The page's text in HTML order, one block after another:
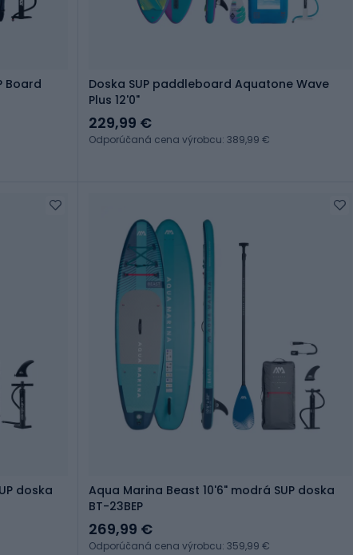
Board
Doska SUP paddleboard Aquatone Wave
Plus 12'0"
229,99 €
Odporúčaná cena výrobcu: 389,99 €
doska
Aqua Marina Beast 10'6" modrá SUP doska
BT-23BEP
269,99 €
Odporúčaná cena výrobcu: 359,99 €